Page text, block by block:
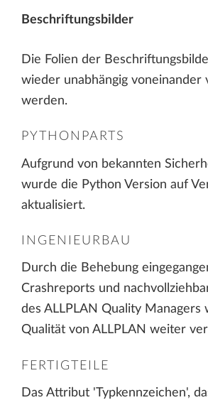
Beschriftungsbilder
Die Folien der
wieder unabhängig voneinander
werden.
PYTHONPARTS
Aufgrund von bekannten
wurde die Python Version auf
aktualisiert.
INGENIEURBAU
Durch die Behebung
Crashreports und
des ALLPLAN Quality Managers
Qualität von ALLPLAN weiter
FERTIGTEILE
Das Attribut 'Typkennzeichen',